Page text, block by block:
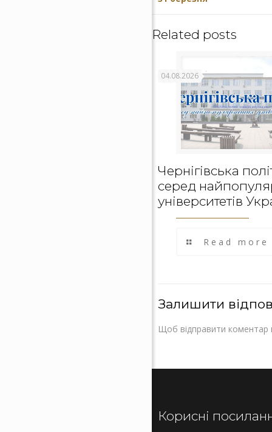
Related posts
04.08.2026
Чернігівська
серед
університетів
Read more
Залишити
Щоб відправити коментар
Корисні